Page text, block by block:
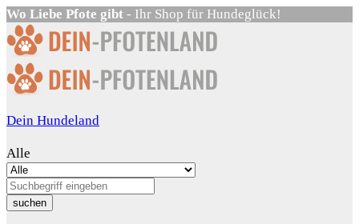
Wo Liebe Pfote gibt - Ihr Shop für Hundeglück!
Dein Hundeland
Alle
suchen